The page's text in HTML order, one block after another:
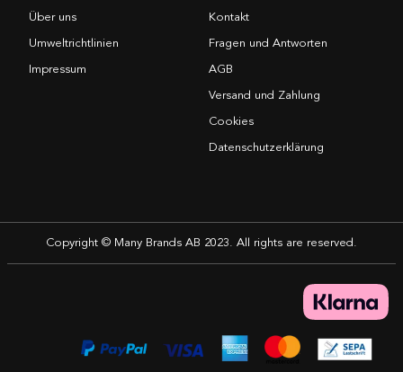
Über uns
Umweltrichtlinien
Impressum
Kontakt
Fragen und Antworten
AGB
Versand und Zahlung
Cookies
Datenschutzerklärung
Copyright © Many Brands AB 2023. All rights are reserved.